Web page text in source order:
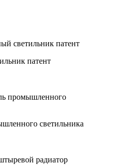
патент
светильника